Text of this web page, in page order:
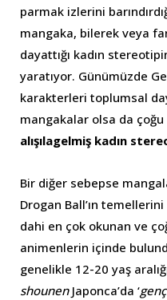
parmak izlerini
mangaka, bilerek veya
dayattığı kadın
yaratıyor. Günümüzde
karakterleri toplumsal
mangakalar olsa da
alışılagelmiş kadın
Bir diğer sebepse
Drogan Ball’ın temellerini
dahi en çok okunan ve
animenlerin içinde
genelikle 12-20 yaş
shounen Japonca’da ‘